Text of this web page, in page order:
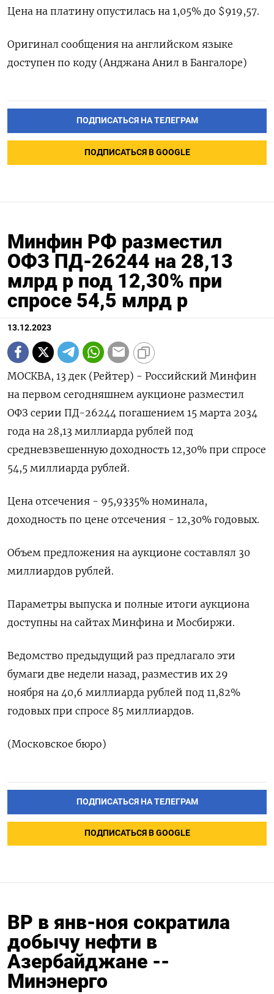
Цена на платину опустилась на 1,05% до $919,57.
Оригинал сообщения на английском языке
доступен по коду (Анджана Анил в Бангалоре)
ПОДПИСАТЬСЯ НА ТЕЛЕГРАМ
ПОДПИСАТЬСЯ В GOOGLE
Минфин РФ разместил
ОФЗ ПД-26244 на 28,13
млрд р под 12,30% при
спросе 54,5 млрд р
13.12.2023
МОСКВА, 13 дек (Рейтер) - Российский Минфин
на первом сегодняшнем аукционе разместил
ОФЗ серии ПД-26244 погашением 15 марта 2034
года на 28,13 миллиарда рублей под
средневзвешенную доходность 12,30% при спросе
54,5 миллиарда рублей.
Цена отсечения - 95,9335% номинала,
доходность по цене отсечения - 12,30% годовых.
Объем предложения на аукционе составлял 30
миллиардов рублей.
Параметры выпуска и полные итоги аукциона
доступны на сайтах Минфина и Мосбиржи.
Ведомство предыдущий раз предлагало эти
бумаги две недели назад, разместив их 29
ноября на 40,6 миллиарда рублей под 11,82%
годовых при спросе 85 миллиардов.
(Московское бюро)
ПОДПИСАТЬСЯ НА ТЕЛЕГРАМ
ПОДПИСАТЬСЯ В GOOGLE
ВР в янв-ноя сократила
добычу нефти в
Азербайджане --
Минэнерго